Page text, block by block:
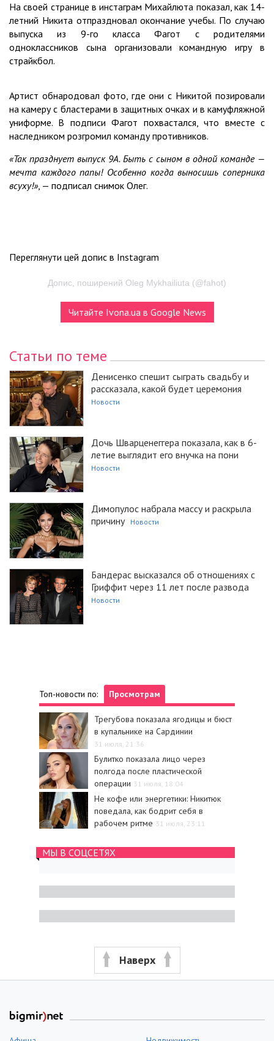
На своей странице в инстаграм Михайлюта показал, как 14-
летний Никита отпраздновал окончание учебы. По случаю
выпуска из 9-го класса Фагот с родителями
одноклассников сына организовали командную игру в
страйкбол.
Артист обнародовал фото, где они с Никитой позировали
на камеру с бластерами в защитных очках и в камуфляжной
униформе. В подписи Фагот похвастался, что вместе с
наследником розгромил команду противников.
«Так празднует выпуск 9А. Быть с сыном в одной команде —
мечта каждого папы! Особенно когда выносишь соперника
всуху!», — подписал снимок Олег.
Переглянути цей допис в Instagram
Допис, поширений Oleg Mykhailiuta (@fahot)
Читайте Ivona.ua в Google News
Статьи по теме
Денисенко спешит сыграть свадьбу и
рассказала, какой будет церемония
Новости
Дочь Шварценеггера показала, как в 6-
летие выглядит его внучка на пони
Новости
Димопулос набрала массу и раскрыла
причину
Новости
Бандерас высказался об отношениях с
Гриффит через 11 лет после развода
Новости
Топ-новости по: Просмотрам
Трегубова показала ягодицы и бюст
в купальнике на Сардинии
31 июля, 21:36
Булитко показала лицо через
полгода после пластической
операции 31 июля, 18:04
Не кофе или энергетики: Никитюк
поведала, как бодрит себя в
рабочем ритме 31 июля, 23:11
МЫ В СОЦСЕТЯХ
Наверх